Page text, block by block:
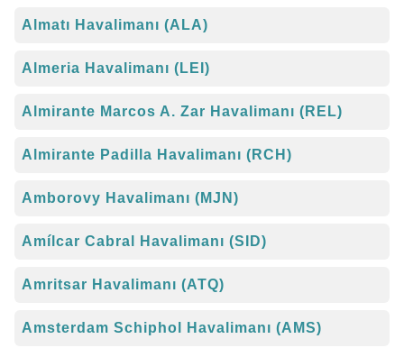
Almatı Havalimanı (ALA)
Almeria Havalimanı (LEI)
Almirante Marcos A. Zar Havalimanı (REL)
Almirante Padilla Havalimanı (RCH)
Amborovy Havalimanı (MJN)
Amílcar Cabral Havalimanı (SID)
Amritsar Havalimanı (ATQ)
Amsterdam Schiphol Havalimanı (AMS)